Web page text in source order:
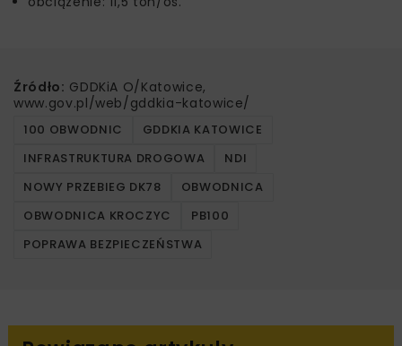
Źródło: GDDKiA O/Katowice,
www.gov.pl/web/gddkia-katowice/
100 OBWODNIC
GDDKIA KATOWICE
INFRASTRUKTURA DROGOWA
NDI
NOWY PRZEBIEG DK78
OBWODNICA
OBWODNICA KROCZYC
PB100
POPRAWA BEZPIECZEŃSTWA